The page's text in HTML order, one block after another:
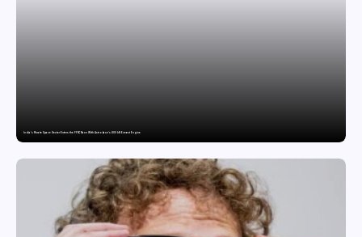
India’s Private Space Sector Enters the FFSC Race With Astrobase’s 800 kN Everest Engine